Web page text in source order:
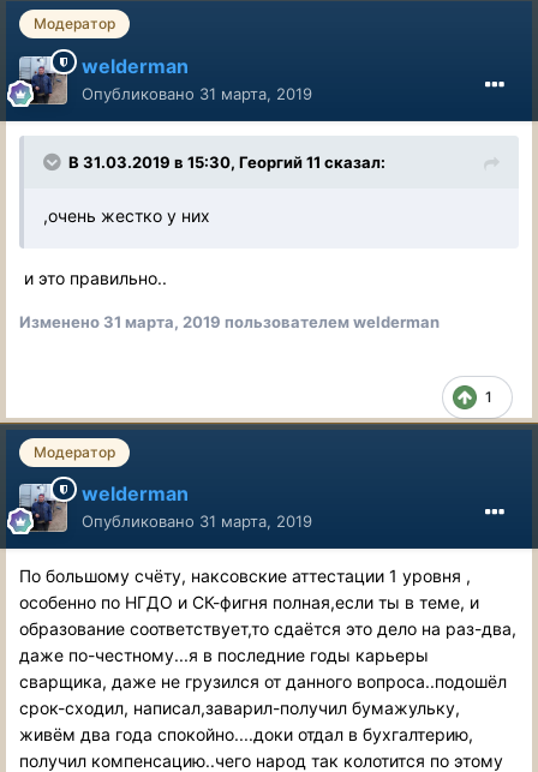
Модератор
welderman
Опубликовано 31 марта, 2019
В 31.03.2019 в 15:30, Георгий 11 сказал:
,очень жестко у них
и это правильно..
Изменено 31 марта, 2019 пользователем welderman
1
Модератор
welderman
Опубликовано 31 марта, 2019
По большому счёту, наксовские аттестации 1 уровня ,
особенно по НГДО и СК-фигня полная,если ты в теме, и
образование соответствует,то сдаётся это дело на раз-два,
даже по-честному...я в последние годы карьеры
сварщика, даже не грузился от данного вопроса..подошёл
срок-сходил, написал,заварил-получил бумажульку,
живём два года спокойно....доки отдал в бухгалтерию,
получил компенсацию..чего народ так колотится по этому